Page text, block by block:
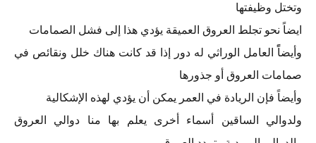
وتختل وظيفتها
ايضاً نحو تجلط العروق العميقة يؤدي هذا إلى فشل الصمامات
وأيضاًً العامل الوراثي له دور إذا قد كانت هناك خلل ونقائص في
صمامات العروق أو جذورها
وأيضاً فإن الريادة في العمر يمكن أن يؤدي لهذه الإشكالية
ولدوالي الساقين أسماء أخرى يعلم بها منا دوالي العروق